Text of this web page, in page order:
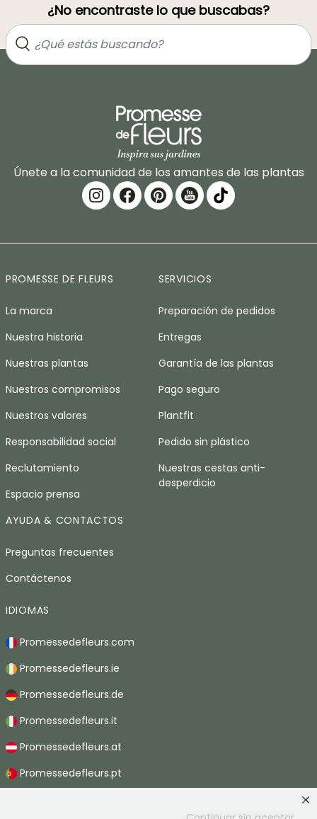
¿No encontraste lo que buscabas?
Únete a la comunidad de los amantes de las plantas
PROMESSE DE FLEURS
La marca
Nuestra historia
Nuestras plantas
Nuestros compromisos
Nuestros valores
Responsabilidad social
Reclutamiento
Espacio prensa
SERVICIOS
Preparación de pedidos
Entregas
Garantía de las plantas
Pago seguro
Plantfit
Pedido sin plástico
Nuestras cestas anti-
desperdicio
AYUDA & CONTACTOS
Preguntas frecuentes
Contáctenos
IDIOMAS
Promessedefleurs.com
Promessedefleurs.ie
Promessedefleurs.de
Promessedefleurs.it
Promessedefleurs.at
Promessedefleurs.pt